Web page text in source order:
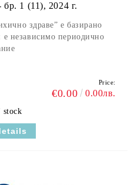
1 (11), 2024 г.
здраве” е базирано
е независимо периодично
Price:
€0.00 0.00лв.
stock